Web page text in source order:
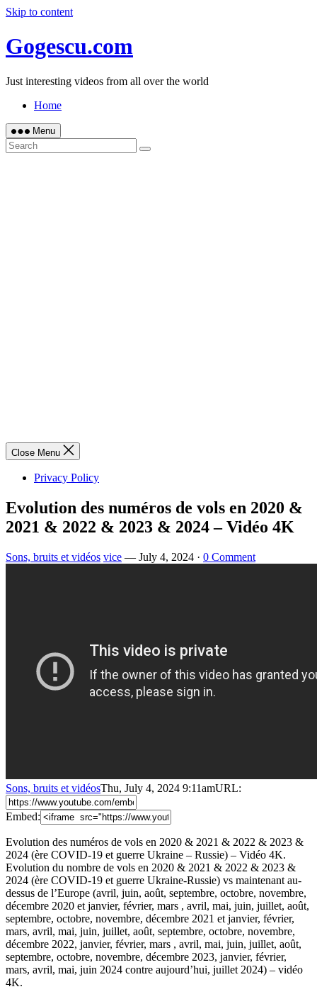
Skip to content
Gogescu.com
Just interesting videos from all over the world
Home
Menu
Close Menu
Privacy Policy
Evolution des numéros de vols en 2020 &
2021 & 2022 & 2023 & 2024 – Vidéo 4K
Sons, bruits et vidéos vice — July 4, 2024 · 0 Comment
Sons, bruits et vidéosThu, July 4, 2024 9:11amURL:
Embed:
Evolution des numéros de vols en 2020 & 2021 & 2022 & 2023 &
2024 (ère COVID-19 et guerre Ukraine – Russie) – Vidéo 4K.
Evolution du nombre de vols en 2020 & 2021 & 2022 & 2023 &
2024 (ère COVID-19 et guerre Ukraine-Russie) vs maintenant au-
dessus de l’Europe (avril, juin, août, septembre, octobre, novembre,
décembre 2020 et janvier, février, mars , avril, mai, juin, juillet, août,
septembre, octobre, novembre, décembre 2021 et janvier, février,
mars, avril, mai, juin, juillet, août, septembre, octobre, novembre,
décembre 2022, janvier, février, mars , avril, mai, juin, juillet, août,
septembre, octobre, novembre, décembre 2023, janvier, février,
mars, avril, mai, juin 2024 contre aujourd’hui, juillet 2024) – vidéo
4K.